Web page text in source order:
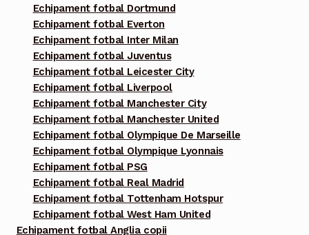
Echipament fotbal Dortmund
Echipament fotbal Everton
Echipament fotbal Inter Milan
Echipament fotbal Juventus
Echipament fotbal Leicester City
Echipament fotbal Liverpool
Echipament fotbal Manchester City
Echipament fotbal Manchester United
Echipament fotbal Olympique De Marseille
Echipament fotbal Olympique Lyonnais
Echipament fotbal PSG
Echipament fotbal Real Madrid
Echipament fotbal Tottenham Hotspur
Echipament fotbal West Ham United
Echipament fotbal Anglia copii